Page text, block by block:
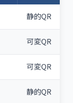
静的QR
可変QR
可変QR
静的QR